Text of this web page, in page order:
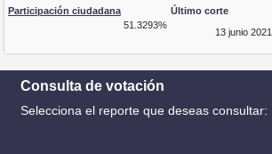
Participación ciudadana
51.3293%
Último corte
13 junio 2021
Consulta de votación
Selecciona el reporte que deseas consultar: